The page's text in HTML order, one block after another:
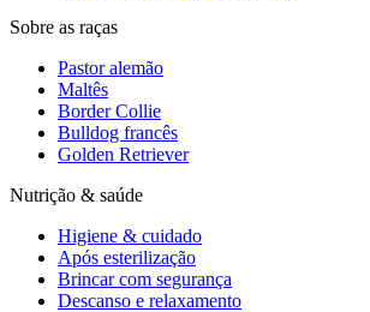
Sobre as raças
Pastor alemão
Maltês
Border Collie
Bulldog francês
Golden Retriever
Nutrição & saúde
Higiene & cuidado
Após esterilização
Brincar com segurança
Descanso e relaxamento